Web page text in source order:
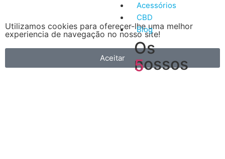
Acessórios
CBD
Blog
Os
nossos
5
Utilizamos cookies para oferecer-lhe uma melhor
experiencia de navegação no nosso site!
Aceitar